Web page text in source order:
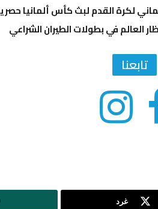
لكرة القدم لبث كأس ألمانيا
في بطولات الطيران الشراعي
تابعنا
غرد